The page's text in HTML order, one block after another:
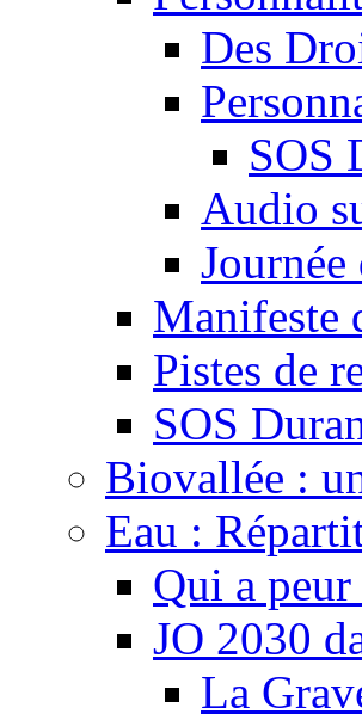
Des
SOS
Audio
Manifeste
Pistes de
SOS
Biovallée :
Eau :
Qui a
JO 2030
La